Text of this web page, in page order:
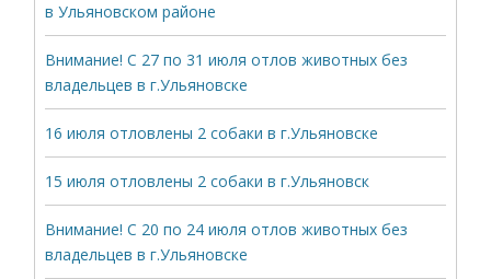
в Ульяновском районе
Внимание! С 27 по 31 июля отлов животных без
владельцев в г.Ульяновске
16 июля отловлены 2 собаки в г.Ульяновске
15 июля отловлены 2 собаки в г.Ульяновск
Внимание! С 20 по 24 июля отлов животных без
владельцев в г.Ульяновске